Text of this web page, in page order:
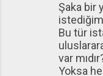
Şaka bir
Bu tür
var
Yoksa